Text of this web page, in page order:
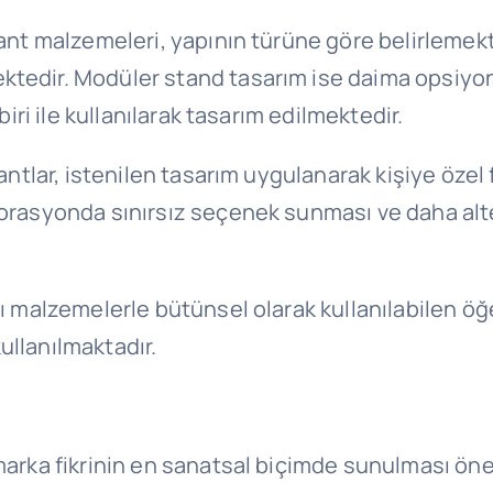
malzemeleri, yapının türüne göre
Modüler stand tasarım ise daima
ile kullanılarak tasarım edilmektedir.
istenilen tasarım uygulanarak kişiye özel
sınırsız seçenek sunması ve daha
bütünsel olarak kullanılabilen
fikrinin en sanatsal biçimde sunulması